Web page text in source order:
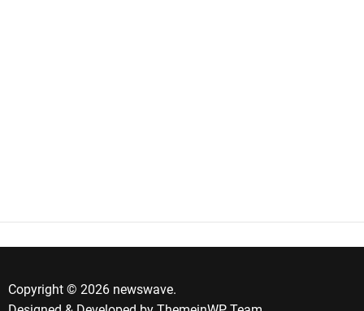
Copyright © 2026 newswave.